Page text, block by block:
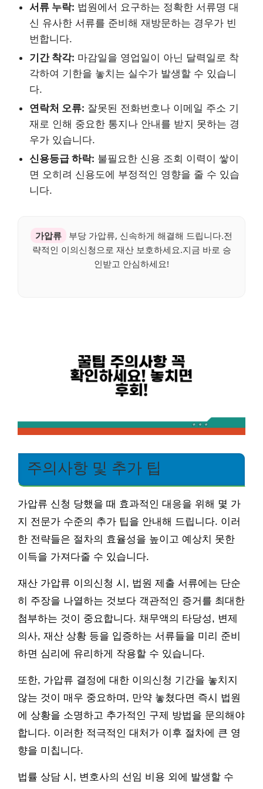
서류 누락: 법원에서 요구하는 정확한 서류명 대
신 유사한 서류를 준비해 재방문하는 경우가 빈
번합니다.
기간 착각: 마감일을 영업일이 아닌 달력일로 착
각하여 기한을 놓치는 실수가 발생할 수 있습니
다.
연락처 오류: 잘못된 전화번호나 이메일 주소 기
재로 인해 중요한 통지나 안내를 받지 못하는 경
우가 있습니다.
신용등급 하락: 불필요한 신용 조회 이력이 쌓이
면 오히려 신용도에 부정적인 영향을 줄 수 있습
니다.
가압류
부당 가압류, 신속하게 해결해 드립니다.전
략적인 이의신청으로 재산 보호하세요.지금 바로 승
인받고 안심하세요!
주의사항 및 추가 팁
가압류 신청 당했을 때 효과적인 대응을 위해 몇 가
지 전문가 수준의 추가 팁을 안내해 드립니다. 이러
한 전략들은 절차의 효율성을 높이고 예상치 못한
이득을 가져다줄 수 있습니다.
재산 가압류 이의신청 시, 법원 제출 서류에는 단순
히 주장을 나열하는 것보다 객관적인 증거를 최대한
첨부하는 것이 중요합니다. 채무액의 타당성, 변제
의사, 재산 상황 등을 입증하는 서류들을 미리 준비
하면 심리에 유리하게 작용할 수 있습니다.
또한, 가압류 결정에 대한 이의신청 기간을 놓치지
않는 것이 매우 중요하며, 만약 놓쳤다면 즉시 법원
에 상황을 소명하고 추가적인 구제 방법을 문의해야
합니다. 이러한 적극적인 대처가 이후 절차에 큰 영
향을 미칩니다.
법률 상담 시, 변호사의 선임 비용 외에 발생할 수